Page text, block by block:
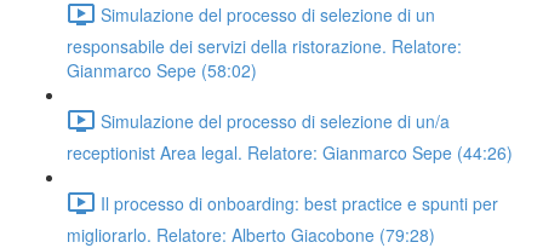
Simulazione del processo di selezione di un
responsabile dei servizi della ristorazione. Relatore:
Gianmarco Sepe (58:02)
Simulazione del processo di selezione di un/a
receptionist Area legal. Relatore: Gianmarco Sepe (44:26)
Il processo di onboarding: best practice e spunti per
migliorarlo. Relatore: Alberto Giacobone (79:28)